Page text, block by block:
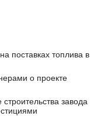
поставках топлива в
о проекте
завода